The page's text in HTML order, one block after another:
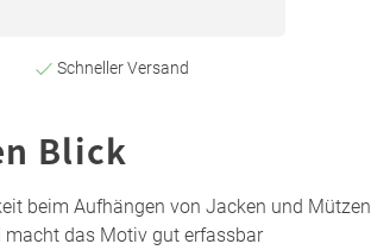
Schneller Versand
Blick
beim Aufhängen von Jacken und Mützen
das Motiv gut erfassbar